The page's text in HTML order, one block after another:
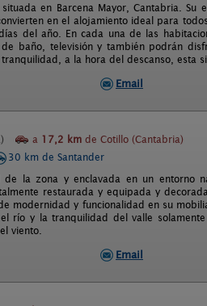
en Barcena Mayor, Cantabria.
en el alojamiento ideal para
del año. En cada una de las
baño, televisión y también podrán
a la hora del descanso, esta
Email
a 17,2 km de Cotillo (Cantabria)
30 km de Santander
de la zona y enclavada en un entorno
restaurada y equipada y
modernidad y funcionalidad en su
río y la tranquilidad del valle
viento.
Email